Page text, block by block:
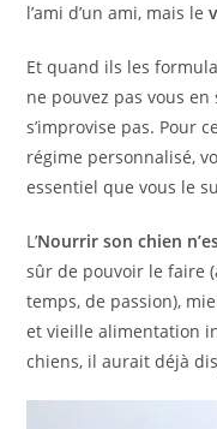
l’ami d’un ami, mais le
Et quand ils les
ne pouvez pas vous
s’improvise pas. Pour
régime personnalisé,
essentiel que vous le
L’Nourrir son chien
sûr de pouvoir le faire
temps, de passion),
et vieille alimentation
chiens, il aurait déjà